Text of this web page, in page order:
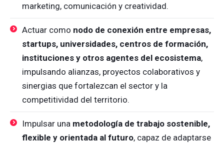
marketing, comunicación y creatividad.
Actuar como nodo de conexión entre empresas,
startups, universidades, centros de formación,
instituciones y otros agentes del ecosistema,
impulsando alianzas, proyectos colaborativos y
sinergias que fortalezcan el sector y la
competitividad del territorio.
Impulsar una metodología de trabajo sostenible,
flexible y orientada al futuro, capaz de adaptarse